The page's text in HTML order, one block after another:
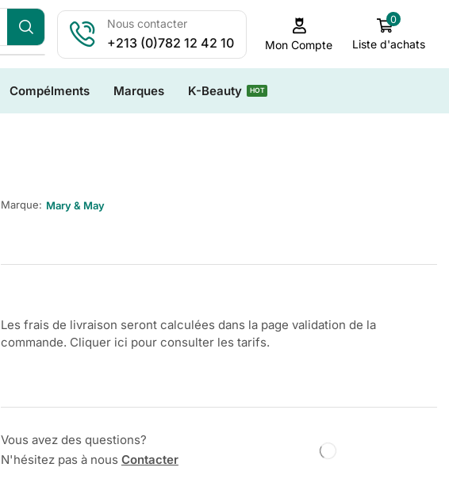
Nous contacter
+213 (0)782 12 42 10 Mon Compte
0
Liste d'achats
Compélments Marques K-Beauty HOT
Marque: Mary & May
Les frais de livraison seront calculées dans la page validation de la
commande. Cliquer ici pour consulter les tarifs.
Vous avez des questions?
N'hésitez pas à nous Contacter